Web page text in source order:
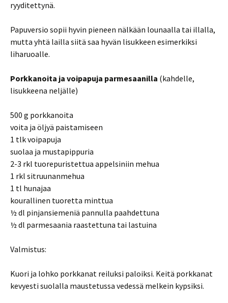
ryyditettynä.
Papuversio sopii hyvin pieneen nälkään lounaalla tai illalla,
mutta yhtä lailla siitä saa hyvän lisukkeen esimerkiksi
liharuoalle.
Porkkanoita ja voipapuja parmesaanilla (kahdelle,
lisukkeena neljälle)
500 g porkkanoita
voita ja öljyä paistamiseen
1 tlk voipapuja
suolaa ja mustapippuria
2-3 rkl tuorepuristettua appelsiniin mehua
1 rkl sitruunanmehua
1 tl hunajaa
kourallinen tuoretta minttua
½ dl pinjansiemeniä pannulla paahdettuna
½ dl parmesaania raastettuna tai lastuina
Valmistus:
Kuori ja lohko porkkanat reiluksi paloiksi. Keitä porkkanat
kevyesti suolalla maustetussa vedessä melkein kypsiksi.